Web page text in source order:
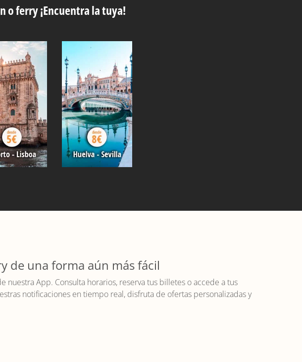
o ferry ¡Encuentra la tuya!
de una forma aún más fácil
nuestra App. Consulta horarios, reserva tus billetes o accede a tus
notificaciones en tiempo real, disfruta de ofertas personalizadas y